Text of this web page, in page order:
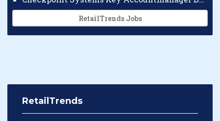
RetailTrends Jobs
RetailTrends